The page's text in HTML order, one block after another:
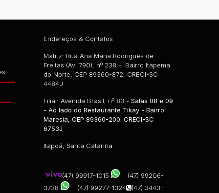
Endereços & Contatos
Matriz: Rua Ana Maria Rodrigues de
Freitas (Av. 790), nº 238 - Bairro Itapema
do Norte, CEP 89360-872. CRECI-SC
4484J
Filial: Avenida Brasil, nº 83 - Salas 08 e 09
- Ao lado do Restaurante Tikay - Bairro
Maresia, CEP 89360-200. CRECI-SC
6753J
Itapoá, Santa Catarina.
(47) 99917-1015
(47) 99206-
3738
(47) 99277-1324 (47) 3443-